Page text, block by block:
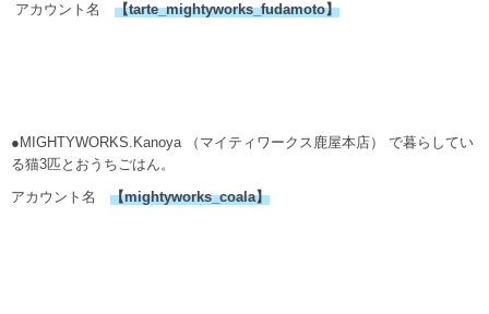
アカウント名 【tarte_mightyworks_fudamoto】
●MIGHTYWORKS.Kanoya （マイティワークス鹿屋本店） で暮らしてい
る猫3匹とおうちごはん。
アカウント名 【mightyworks_coala】